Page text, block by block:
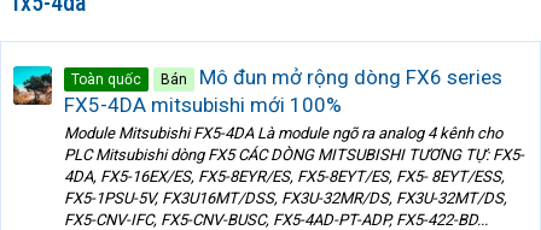
Toàn quốc Bán
Mô đun mở rộng dòng FX6 series
FX5-4DA mitsubishi mới 100%
Module Mitsubishi FX5-4DA Là module ngõ ra analog 4 kênh cho
PLC Mitsubishi dòng FX5 CÁC DÒNG MITSUBISHI TƯƠNG TỰ: FX5-
4DA, FX5-16EX/ES, FX5-8EYR/ES, FX5-8EYT/ES, FX5- 8EYT/ESS,
FX5-1PSU-5V, FX3U16MT/DSS, FX3U-32MR/DS, FX3U-32MT/DS,
FX5-CNV-IFC, FX5-CNV-BUSC, FX5-4AD-PT-ADP, FX5-422-BD...